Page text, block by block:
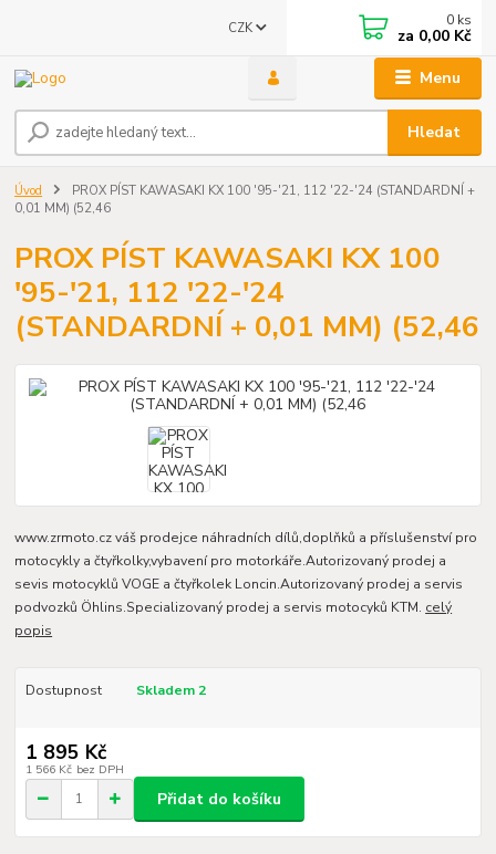
Menu
CZK
Hledat
0 ks
za 0,00 Kč
Úvod
PROX PÍST KAWASAKI KX 100 '95-'21, 112 '22-'24 (STANDARDNÍ +
0,01 MM) (52,46
PROX PÍST KAWASAKI KX 100
'95-'21, 112 '22-'24
(STANDARDNÍ + 0,01 MM) (52,46
www.zrmoto.cz váš prodejce náhradních dílů,doplňků a příslušenství pro
motocykly a čtyřkolky,vybavení pro motorkáře.Autorizovaný prodej a
sevis motocyklů VOGE a čtyřkolek Loncin.Autorizovaný prodej a servis
podvozků Öhlins.Specializovaný prodej a servis motocyků KTM. celý
popis
Dostupnost Skladem 2
1 895 Kč
1 566 Kč bez DPH
Přidat do košíku